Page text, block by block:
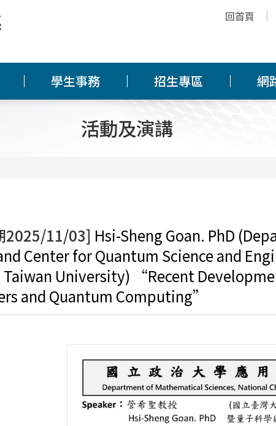
回首頁
學生事務 招生專區 網
活動及演講
2025/11/03] Hsi-Sheng Goan. PhD
Center for Quantum Science and
University) “Recent
and Quantum Computing”